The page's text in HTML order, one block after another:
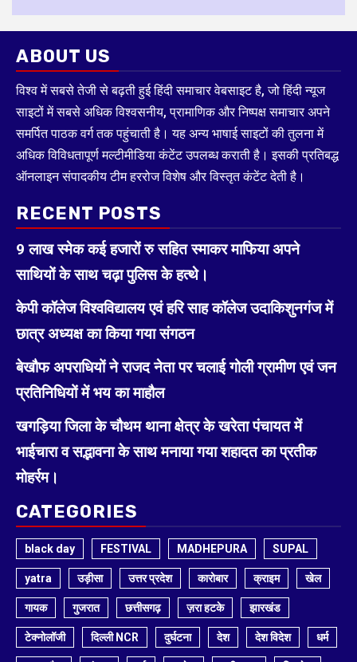
ABOUT US
विश्व में सबसे तेजी से बढ़ती हुई हिंदी समाचार वेबसाइट है, जो हिंदी न्यूज
साइटों में सबसे अधिक विश्वसनीय, प्रामाणिक और निष्पक्ष समाचार अपने
समर्पित पाठक वर्ग तक पहुंचाती है। यह अन्य भाषाई साइटों की तुलना में
अधिक विविधतापूर्ण मल्टीमीडिया कंटेंट उपलब्ध कराती है। इसकी प्रतिबद्ध
ऑनलाइन संपादकीय टीम हररोज विशेष और विस्तृत कंटेंट देती है।
RECENT POSTS
9 लाख स्मेक कई हजारों रु सहित स्माकर माफिया अपने
साथियों के साथ चढ़ा पुलिस के हत्थे।
केपी कॉलेज विश्वविद्यालय एवं हरि साह कॉलेज उदाकिशुनगंज में
छात्र अध्यक्ष का किया गया संगठन
बेखौफ अपराधियों ने राजद नेता पर चलाई गोली ग्रामीण एवं जन
प्रतिनिधियों में भय का माहौल
खगड़िया जिला के चौथम थाना क्षेत्र के खरेता पंचायत में
भाईचारा व सद्भावना के साथ मनाया गया शहादत का प्रतीक
मोहर्रम।
CATEGORIES
black day FESTIVAL MADHEPURA SUPAL
yatra उड़ीसा उत्तर प्रदेश कारोबार क्राइम खेल
गायक गुजरात छत्तीसगढ़ ज़रा हटके झारखंड
टेक्नोलॉजी दिल्ली NCR दुर्घटना देश देश विदेश धर्म